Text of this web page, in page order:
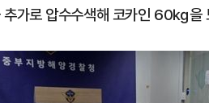
가로 압수수색해 코카인 60㎏을